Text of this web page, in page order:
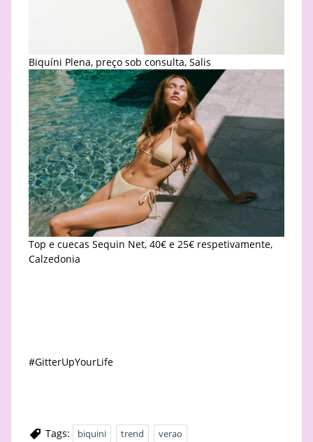
Biquíni Plena, preço sob consulta, Salis
Top e cuecas Sequin Net, 40€ e 25€ respetivamente,
Calzedonia
#GitterUpYourLife
Tags: biquini trend verao